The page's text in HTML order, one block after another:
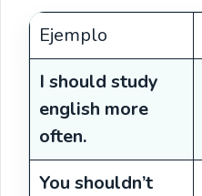
Ejemplo
I should study
english more
often.
You shouldn’t